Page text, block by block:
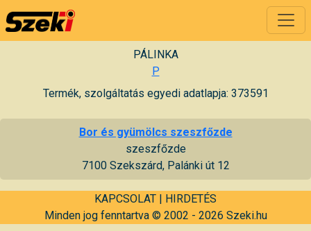
PÁLINKA
P
Termék, szolgáltatás egyedi adatlapja: 373591
Bor és gyümölcs szeszfőzde
szeszfőzde
7100 Szekszárd, Palánki út 12
KAPCSOLAT | HIRDETÉS
Minden jog fenntartva © 2002 - 2026 Szeki.hu